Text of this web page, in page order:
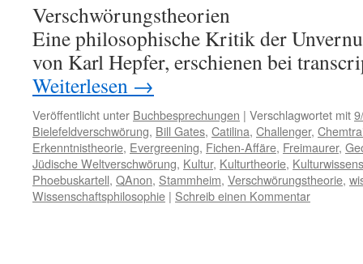
Verschwörungstheorien
Eine philosophische Kritik der
von Karl Hepfer, erschienen bei
Weiterlesen →
Veröffentlicht unter Buchbesprechungen | Verschlagwortet mit
Bielefeldverschwörung, Bill Gates, Catilina, Challenger,
Erkenntnistheorie, Evergreening, Fichen-Affäre, Freimaurer,
Jüdische Weltverschwörung, Kultur, Kulturtheorie,
Phoebuskartell, QAnon, Stammheim, Verschwörungstheorie,
Wissenschaftsphilosophie | Schreib einen Kommentar